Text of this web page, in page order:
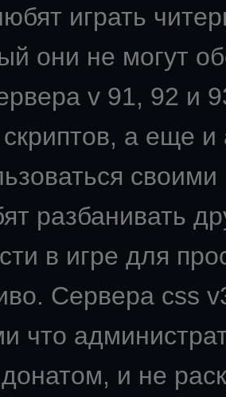
играть
они не могут
v 91, 92 и
скриптов, а еще
разбанивать
в игре для
Сервера css
что
и не